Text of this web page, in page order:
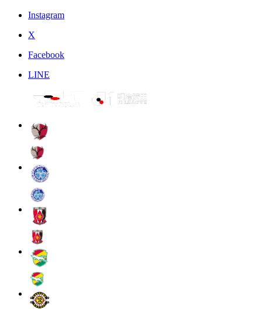
Instagram
X
Facebook
LINE